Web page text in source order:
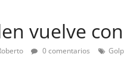
vuelve
0 comentarios